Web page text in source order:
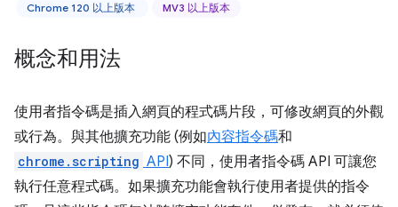
Chrome 120 以上版本 MV3 以上版本
概念和用法
使用者指令碼是插入網頁的程式碼片段，可修改網頁的外觀
或行為。與其他擴充功能 (例如內容指令碼和
chrome.scripting API) 不同，使用者指令碼 API 可讓您
執行任意程式碼。如果擴充功能會執行使用者提供的指令